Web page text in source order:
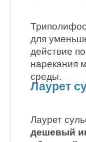
для
действие
нарекания
среды.
Лаурет
Лаурет
дешевый